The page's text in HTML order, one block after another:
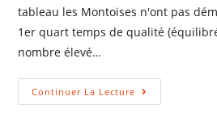
tableau les Montoises n'ont pas
1er quart temps de qualité
nombre élevé…
Continuer La Lecture